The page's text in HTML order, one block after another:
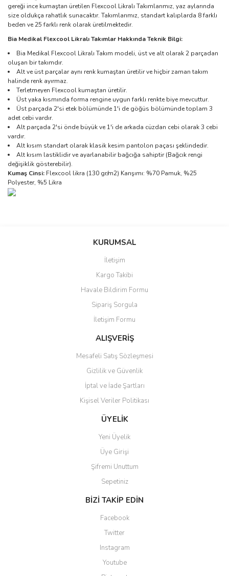
gereği ince kumaştan üretilen Flexcool Likralı Takımlarımız, yaz aylarında
size oldukça rahatlık sunacaktır. Takımlarımız, standart kalıplarda 8 farklı
beden ve 25 farklı renk olarak üretilmektedir.
Bia Medikal Flexcool Likralı Takımlar Hakkında Teknik Bilgi:
Bia Medikal Flexcool Likralı Takım modeli, üst ve alt olarak 2 parçadan
oluşan bir takımdır.
Alt ve üst parçalar aynı renk kumaştan üretilir ve hiçbir zaman takım
halinde renk ayırmaz.
Terletmeyen Flexcool kumaştan üretilir.
Üst yaka kısmında forma rengine uygun farklı renkte biye mevcuttur.
Üst parçada 2'si etek bölümünde 1'i de göğüs bölümünde toplam 3
adet cebi vardır.
Alt parçada 2'si önde büyük ve 1'i de arkada cüzdan cebi olarak 3 cebi
vardır.
Alt kısım standart olarak klasik kesim pantolon paçası şeklindedir.
Alt kısım lastiklidir ve ayarlanabilir bağcığa sahiptir (Bağcık rengi
değişiklik gösterebilir).
Kumaş Cinsi: Flexcool likra (130 gr/m2) Karışımı: %70 Pamuk, %25
Polyester, %5 Likra
Bu ürüne ilk yorumu siz yapın!
Ürün resmi kalitesiz, bozuk veya görüntülenemiyor.
Ürün açıklamasında eksik bilgiler bulunuyor.
Ürün bilgilerinde hatalar bulunuyor.
Ürün fiyatı diğer sitelerden daha pahalı.
Bu ürüne benzer farklı alternatifler olmalı.
Gönder
Sitemize ilk yorumu siz yapın!
Deneyimini Paylaş
KURUMSAL
İletişim
Kargo Takibi
Havale Bildirim Formu
Sipariş Sorgula
İletişim Formu
ALIŞVERİŞ
Mesafeli Satış Sözleşmesi
Gizlilik ve Güvenlik
İptal ve İade Şartları
Kişisel Veriler Politikası
ÜYELİK
Yeni Üyelik
Üye Girişi
Şifremi Unuttum
Sepetiniz
BİZİ TAKİP EDİN
Facebook
Twitter
Instagram
Youtube